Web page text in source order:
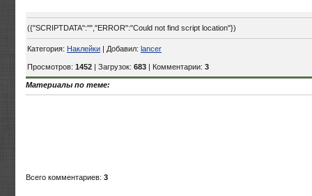
({"SCRIPTDATA":"","ERROR":"Could not find script location"})
Категория: Наклейки | Добавил: lancer
Просмотров: 1452 | Загрузок: 683 | Комментарии: 3
Материалы по теме:
Всего комментариев: 3